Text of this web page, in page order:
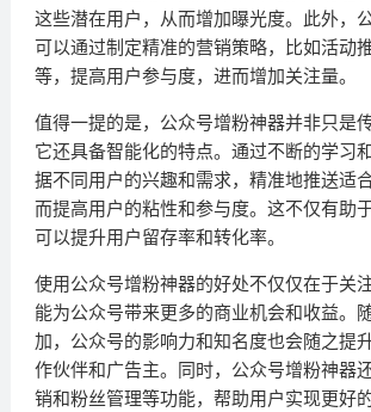
这些潜在用户，从而增加曝光度。此外，
可以通过制定精准的营销策略，比如活动
等，提高用户参与度，进而增加关注量。
值得一提的是，公众号增粉神器并非只是
它还具备智能化的特点。通过不断的学习
据不同用户的兴趣和需求，精准地推送适
而提高用户的粘性和参与度。这不仅有助
可以提升用户留存率和转化率。
使用公众号增粉神器的好处不仅仅在于关
能为公众号带来更多的商业机会和收益。
加，公众号的影响力和知名度也会随之提
作伙伴和广告主。同时，公众号增粉神器
销和粉丝管理等功能，帮助用户实现更好